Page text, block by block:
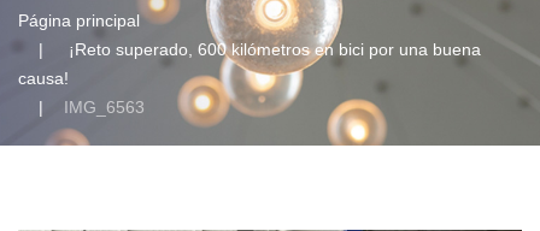
Página principal
¡Reto superado, 600 kilómetros en bici por una buena
causa!
IMG_6563